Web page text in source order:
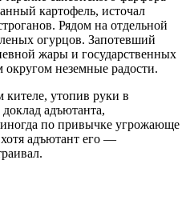
картофель, источал
Рядом на отдельной
огурцов. Запотевший
жары и государственных
неземные радости.
кителе, утопив руки в
адъютанта,
по привычке угрожающе
адъютант его —